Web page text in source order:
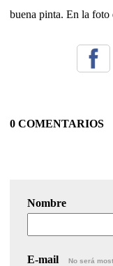
buena pinta. En la foto
0 COMENTARIOS
Nombre
E-mail No será